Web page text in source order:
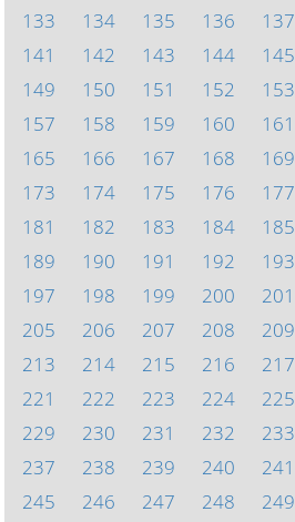
133
134 135 136 137
141
142 143 144 145
149
150 151 152 153
157
158 159 160 161
165
166 167 168 169
173
174 175 176 177
181
182 183 184 185
189
190 191 192 193
197
198 199 200 201
205
206 207 208 209
213
214 215 216 217
221
222 223 224 225
229
230 231 232 233
237
238 239 240 241
245
246 247 248 249